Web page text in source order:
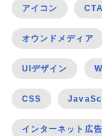
アイコン CTA
オウンドメディア
UIデザイン
CSS
インターネット広告